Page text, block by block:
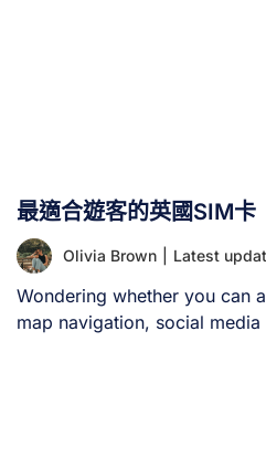
最適合遊客的英國SIM卡
Olivia Brown Latest
Wondering whether you can
map navigation, social